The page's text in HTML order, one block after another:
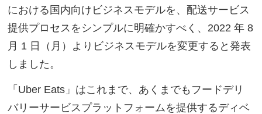
における国内向けビジネスモデルを、配送サービス
提供プロセスをシンプルに明確かすべく、2022 年 8
月 1 日（月）よりビジネスモデルを変更すると発表
しました。
「Uber Eats」はこれまで、あくまでもフードデリ
バリーサービスプラットフォームを提供するディベ